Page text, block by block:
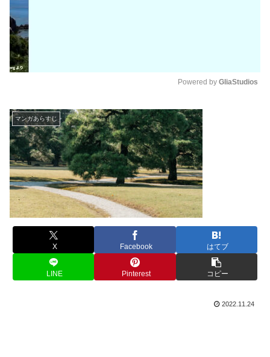
Powered by GliaStudios
マンガあらすじ
X Facebook はてブ
LINE Pinterest コピー
2022.11.24